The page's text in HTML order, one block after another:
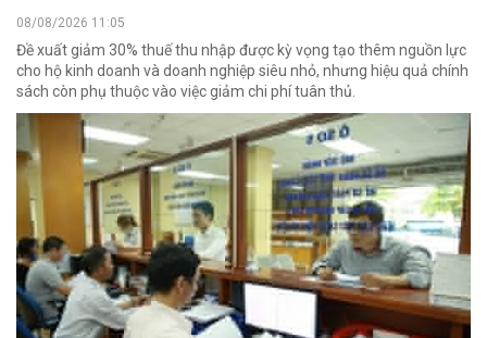
08/08/2026 11:05
Đề xuất giảm 30% thuế thu nhập được kỳ vọng tạo thêm nguồn lực
cho hộ kinh doanh và doanh nghiệp siêu nhỏ, nhưng hiệu quả chính
sách còn phụ thuộc vào việc giảm chi phí tuân thủ.